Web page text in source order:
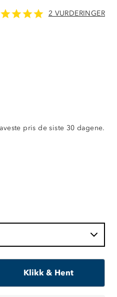
2 VURDERINGER
pris de siste 30 dagene.
Klikk & Hent